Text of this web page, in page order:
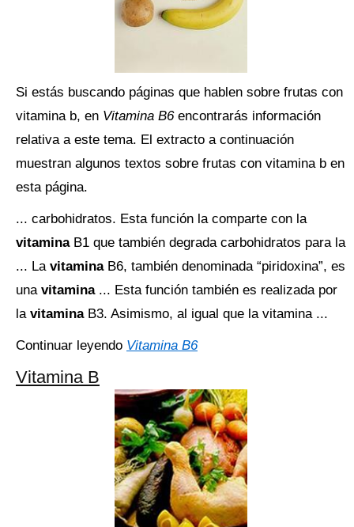
Si estás buscando páginas que hablen sobre frutas con
vitamina b, en Vitamina B6encontrarás información
relativa a este tema. El extracto a continuación
muestran algunos textos sobre frutas con vitamina b en
esta página.
... carbohidratos. Esta función la comparte con la
vitamina B1 que también degrada carbohidratos para la
... La vitamina B6, también denominada “piridoxina”, es
una vitamina ... Esta función también es realizada por
la vitamina B3. Asimismo, al igual que la vitamina ...
Continuar leyendo Vitamina B6
Vitamina B